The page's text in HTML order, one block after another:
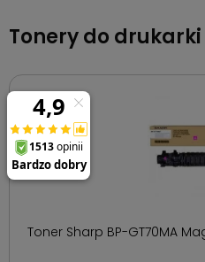
Tonery do
Toner Sharp BP-GT70MA